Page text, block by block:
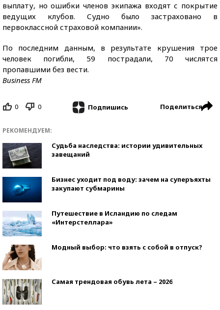
выплату, но ошибки членов экипажа входят с покрытие
ведущих клубов. Судно было застраховано в
первоклассной страховой компании».
По последним данным, в результате крушения трое
человек погибли, 59 пострадали, 70 числятся
пропавшими без вести.
Business FM
0 0 Подпишись Поделиться
РЕКОМЕНДУЕМ:
Судьба наследства: истории удивительных
завещаний
Бизнес уходит под воду: зачем на суперъяхты
закупают субмарины
Путешествие в Исландию по следам
«Интерстеллара»
Модный выбор: что взять с собой в отпуск?
Самая трендовая обувь лета – 2026